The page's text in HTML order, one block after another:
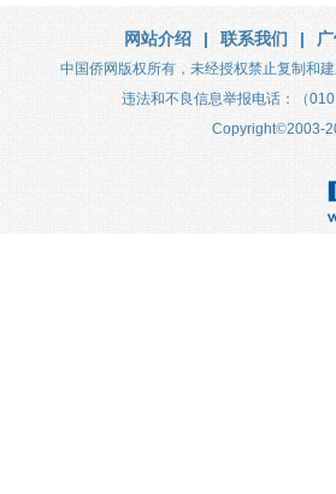
网站介绍 | 联系我们 |
中国侨网版权所有，未经授权禁止复制和
违法和不良信息举报电话：（
Copyright©2003-